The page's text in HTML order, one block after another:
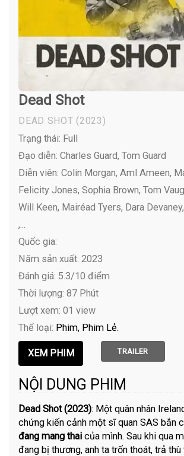
Dead Shot
DEAD SHOT (2023)
Trạng thái: Full
Đạo diễn: Charles Guard, Tom Guard
Diễn viên: Colin Morgan, Aml Ameen,
Felicity Jones, Sophia Brown, Tom
Will Keen, Mairéad Tyers, Dara
,...
Quốc gia:
Năm sản xuất: 2023
Đánh giá: 5.3/10 điểm
Thời lượng: 87 Phút
Lượt xem: 01 view
Thể loại: Phim Phim Lẻ
TRAILER
NỘI DUNG PHIM
Dead Shot (2023): Một quân nhân
chứng kiến ​​cảnh một sĩ quan SAS bắn
đang mang thai của mình. Sau khi qua
đang bị thương, anh ta trốn thoát, trả